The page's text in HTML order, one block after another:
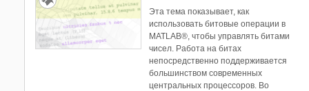
Основы языка
Операторы и элементарные операции
Категории
2
2
Эта тема показывает, как
использовать битовые операции в
MATLAB®, чтобы управлять битами
чисел. Работа на битах
непосредственно поддерживается
большинством современных
центральных процессоров. Во